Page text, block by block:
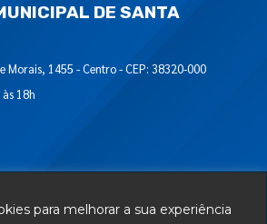
para melhorar a sua experiência
DE SANTA
Morais, 1455 - Centro - CEP: 38320-000
18h